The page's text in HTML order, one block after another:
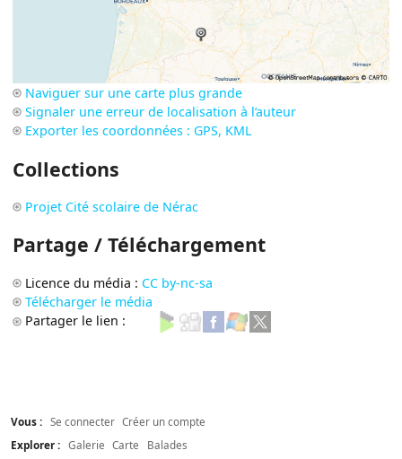
Naviguer sur une carte plus grande
Signaler une erreur de localisation à l’auteur
Exporter les coordonnées : GPS, KML
Collections
Projet Cité scolaire de Nérac
Partage / Téléchargement
Licence du média : CC by-nc-sa
Télécharger le média
Partager le lien :
Vous : Se connecter Créer un compte
Explorer : Galerie Carte Balades